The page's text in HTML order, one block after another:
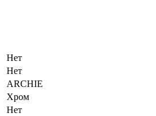
Нет
Нет
ARCHIE
Хром
Нет